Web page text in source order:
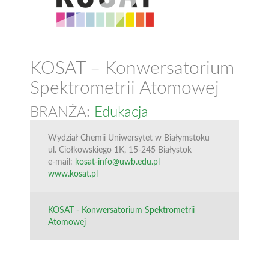
KOSAT – Konwersatorium
Spektrometrii Atomowej
BRANŻA: Edukacja
Wydział Chemii Uniwersytet w Białymstoku
ul. Ciołkowskiego 1K, 15-245 Białystok
e-mail: kosat-info@uwb.edu.pl
www.kosat.pl
KOSAT - Konwersatorium Spektrometrii
Atomowej